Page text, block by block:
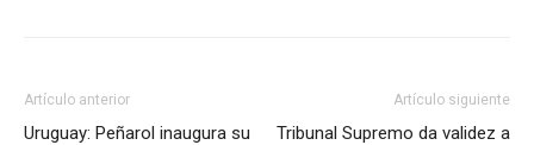
Artículo anterior
Uruguay: Peñarol inaugura su
Artículo siguiente
Tribunal Supremo da validez a